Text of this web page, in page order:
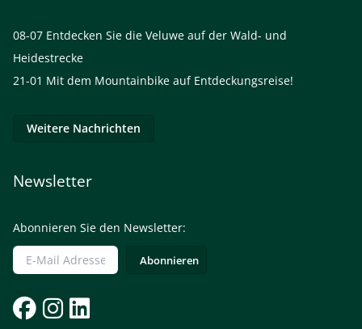
08-07 Entdecken Sie die Veluwe auf der Wald- und
Heidestrecke
21-01 Mit dem Mountainbike auf Entdeckungsreise!
Weitere Nachrichten
Newsletter
Abonnieren Sie den Newsletter: